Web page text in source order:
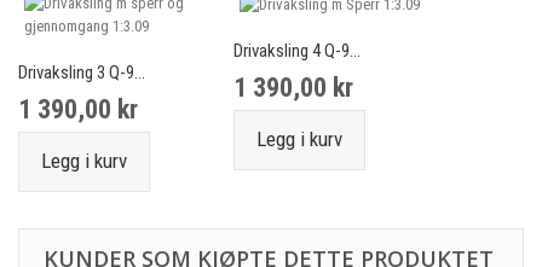
Drivaksling 3 Q-9...
1 390,00 kr
Legg i kurv
Drivaksling 4 Q-9...
1 390,00 kr
Legg i kurv
KUNDER SOM KJØPTE DETTE PRODUKTET